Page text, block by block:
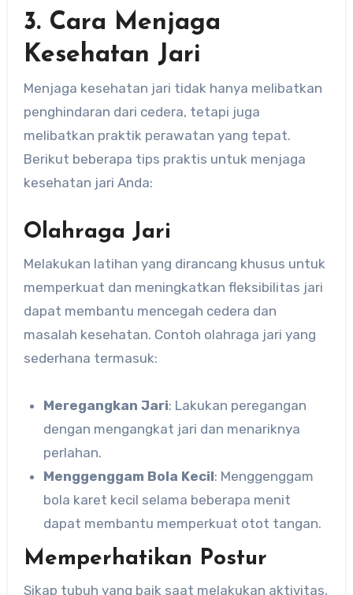
3. Cara Menjaga
Kesehatan Jari
Menjaga kesehatan jari tidak hanya melibatkan
penghindaran dari cedera, tetapi juga
melibatkan praktik perawatan yang tepat.
Berikut beberapa tips praktis untuk menjaga
kesehatan jari Anda:
Olahraga Jari
Melakukan latihan yang dirancang khusus untuk
memperkuat dan meningkatkan fleksibilitas jari
dapat membantu mencegah cedera dan
masalah kesehatan. Contoh olahraga jari yang
sederhana termasuk:
Meregangkan Jari: Lakukan peregangan
dengan mengangkat jari dan menariknya
perlahan.
Menggenggam Bola Kecil: Menggenggam
bola karet kecil selama beberapa menit
dapat membantu memperkuat otot tangan.
Memperhatikan Postur
Sikap tubuh yang baik saat melakukan aktivitas,